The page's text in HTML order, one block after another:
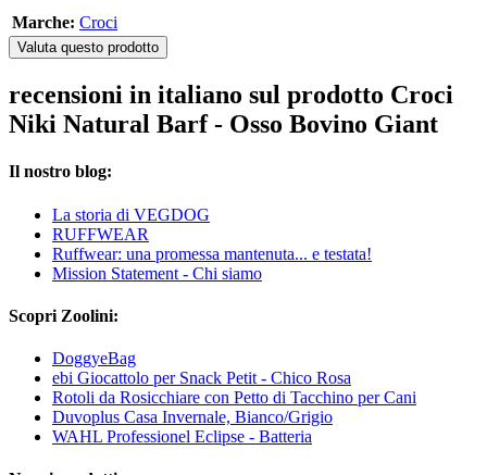
Marche: Croci
Valuta questo prodotto
recensioni in italiano sul prodotto Croci
Niki Natural Barf - Osso Bovino Giant
Il nostro blog:
La storia di VEGDOG
RUFFWEAR
Ruffwear: una promessa mantenuta... e testata!
Mission Statement - Chi siamo
Scopri Zoolini:
DoggyeBag
ebi Giocattolo per Snack Petit - Chico Rosa
Rotoli da Rosicchiare con Petto di Tacchino per Cani
Duvoplus Casa Invernale, Bianco/Grigio
WAHL Professionel Eclipse - Batteria